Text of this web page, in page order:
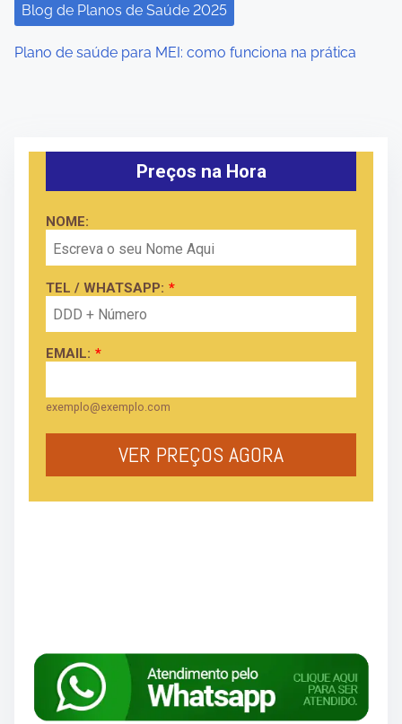
Blog de Planos de Saúde 2025
Plano de saúde para MEI: como funciona na prática